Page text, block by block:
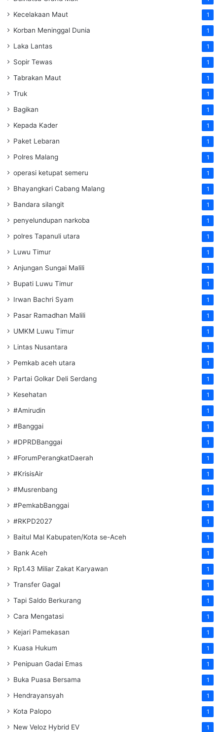
Kecelakaan Maut 1
Korban Meninggal Dunia 1
Laka Lantas 1
Sopir Tewas 1
Tabrakan Maut 1
Truk 1
Bagikan 1
Kepada Kader 1
Paket Lebaran 1
Polres Malang 1
operasi ketupat semeru 1
Bhayangkari Cabang Malang 1
Bandara silangit 1
penyelundupan narkoba 1
polres Tapanuli utara 1
Luwu Timur 1
Anjungan Sungai Malili 1
Bupati Luwu Timur 1
Irwan Bachri Syam 1
Pasar Ramadhan Malili 1
UMKM Luwu Timur 1
Lintas Nusantara 1
Pemkab aceh utara 1
Partai Golkar Deli Serdang 1
Kesehatan 1
#Amirudin 1
#Banggai 1
#DPRDBanggai 1
#ForumPerangkatDaerah 1
#KrisisAir 1
#Musrenbang 1
#PemkabBanggai 1
#RKPD2027 1
Baitul Mal Kabupaten/Kota se-Aceh 1
Bank Aceh 1
Rp1.43 Miliar Zakat Karyawan 1
Transfer Gagal 1
Tapi Saldo Berkurang 1
Cara Mengatasi 1
Kejari Pamekasan 1
Kuasa Hukum 1
Penipuan Gadai Emas 1
Buka Puasa Bersama 1
Hendrayansyah 1
Kota Palopo 1
New Veloz Hybrid EV 1